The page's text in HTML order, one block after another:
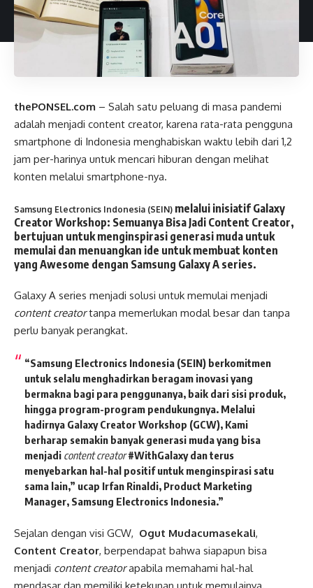
thePONSEL.com – Salah satu peluang di masa pandemi
adalah menjadi content creator, karena rata-rata pengguna
smartphone di Indonesia menghabiskan waktu lebih dari 1,2
jam per-harinya untuk mencari hiburan dengan melihat
konten melalui smartphone-nya.
Samsung Electronics Indonesia (SEIN) melalui inisiatif Galaxy
Creator Workshop: Semuanya Bisa Jadi Content Creator,
bertujuan untuk menginspirasi generasi muda untuk
memulai dan menuangkan ide untuk membuat konten
yang Awesome dengan Samsung Galaxy A series.
Galaxy A series menjadi solusi untuk memulai menjadi
content creatortanpa memerlukan modal besar dan tanpa
perlu banyak perangkat.
“Samsung Electronics Indonesia (SEIN) berkomitmen
untuk selalu menghadirkan beragam inovasi yang
bermakna bagi para penggunanya, baik dari sisi produk,
hingga program-program pendukungnya. Melalui
hadirnya Galaxy Creator Workshop (GCW), Kami
berharap semakin banyak generasi muda yang bisa
menjadi content creator#WithGalaxy dan terus
menyebarkan hal-hal positif untuk menginspirasi satu
sama lain,” ucap Irfan Rinaldi, Product Marketing
Manager, Samsung Electronics Indonesia.”
Sejalan dengan visi GCW, Ogut Mudacumasekali,
Content Creator, berpendapat bahwa siapapun bisa
menjadi content creatorapabila memahami hal-hal